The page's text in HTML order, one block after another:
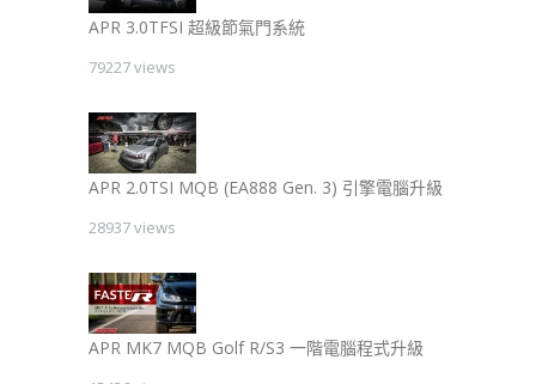
APR 3.0TFSI 超級節氣門系統
79227 views
APR 2.0TSI MQB (EA888 Gen. 3) 引擎電腦升級
28937 views
APR MK7 MQB Golf R/S3 一階電腦程式升級